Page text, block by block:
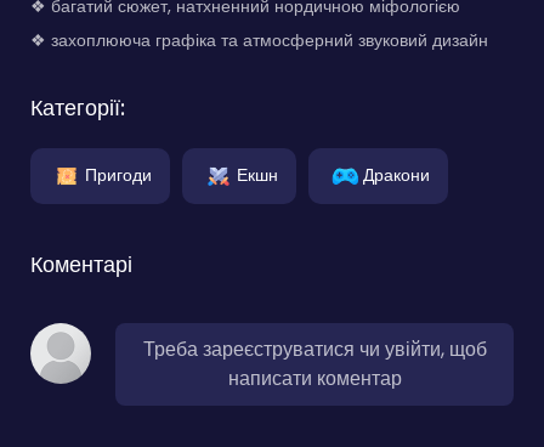
❖ багатий сюжет, натхненний нордичною міфологією
❖ захоплююча графіка та атмосферний звуковий дизайн
Категорії:
Пригоди Екшн Дракони
Коментарі
Треба зареєструватися чи увійти, щоб
написати коментар